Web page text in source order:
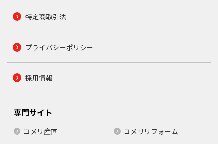
特定商取引法
プライバシーポリシー
採用情報
専門サイト
コメリ産直 コメリリフォーム